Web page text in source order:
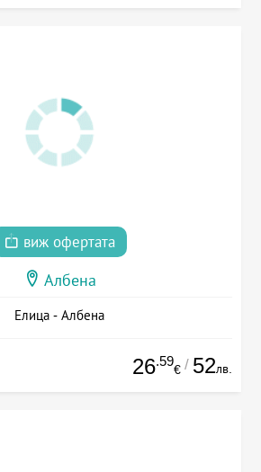
виж офертата
Албена
Елица - Албена
26.59
€ / 52лв.